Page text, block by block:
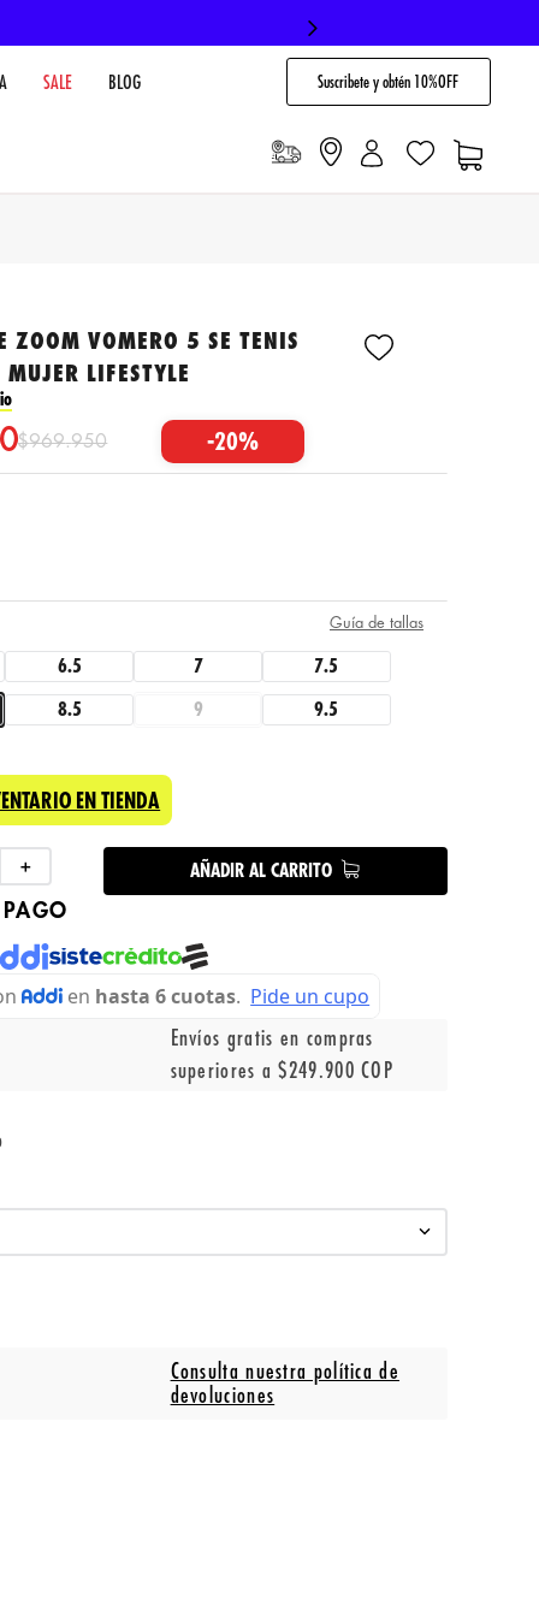
SALE BLOG Suscribete y obtén 10%OFF
ZOOM VOMERO 5 SE TENIS
LIFESTYLE
$969.950 -20%
6.5 7 7.5
8.5 9 9.5
Guía de tallas
EN TIENDA
＋ AÑADIR AL CARRITO
Envíos gratis en compras
superiores a $249.900 COP
Consulta nuestra política de
devoluciones